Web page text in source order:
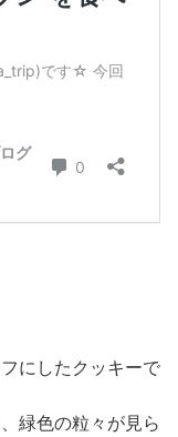
にしたクッキーで
緑色の粒々が見ら